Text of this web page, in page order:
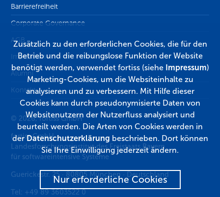
Barrierefreiheit
Corporate Governance
AGB
Impressum
Alumni
Kontakt
© 2026, fortiss GmbH
fortiss GmbH
Landesforschungsinstitut des Freistaats Bayern
für softwareintensive Systeme
Guerickestr. 25 · 80805 München · Deutschland
Tel: +49 89 3603522 0
Zusätzlich zu den erforderlichen Cookies, die für den
Betrieb und die reibungslose Funktion der Website
benötigt werden, verwendet fortiss (siehe Impressum)
Marketing-Cookies, um die Websiteinhalte zu
analysieren und zu verbessern. Mit Hilfe dieser
Cookies kann durch pseudonymisierte Daten von
Websitenutzern der Nutzerfluss analysiert und
beurteilt werden. Die Arten von Cookies werden in
derDatenschutzerklärung beschrieben. Dort können
Sie Ihre Einwilligung jederzeit ändern.
Nur erforderliche Cookies